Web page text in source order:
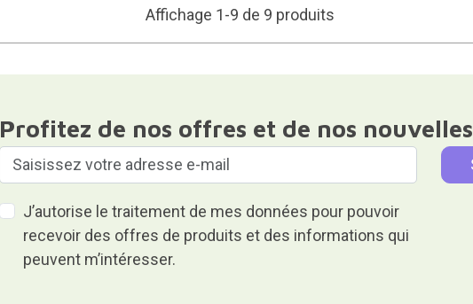
Affichage 1-9 de 9 produits
Profitez de nos offres et de nos nouvelles
J’autorise le traitement de mes données pour pouvoir
recevoir des offres de produits et des informations qui
peuvent m’intéresser.